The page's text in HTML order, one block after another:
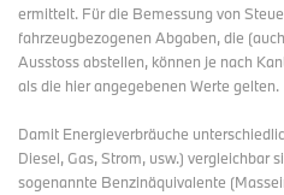
ermittelt. Für die Bemessung von
fahrzeugbezogenen Abgaben, die
Ausstoss abstellen, können je nach
als die hier angegebenen Werte gelten.
Damit Energieverbräuche
Diesel, Gas, Strom, usw.) vergleichbar
sogenannte Benzinäquivalente